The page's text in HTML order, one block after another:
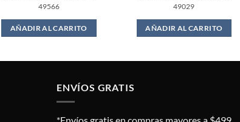
49566
AÑADIR AL CARRITO
49029
AÑADIR AL CARRITO
ENVÍOS GRATIS